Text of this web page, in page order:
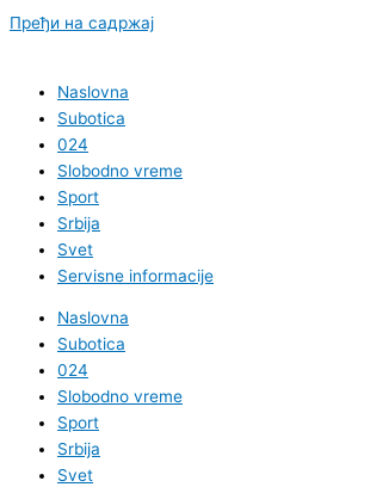
Пређи на садржај
Naslovna
Subotica
024
Slobodno vreme
Sport
Srbija
Svet
Servisne informacije
Naslovna
Subotica
024
Slobodno vreme
Sport
Srbija
Svet